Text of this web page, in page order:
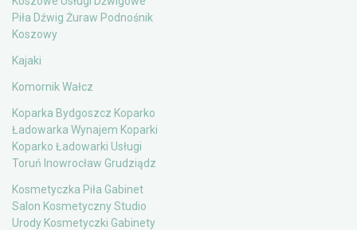
Piła Dźwig Żuraw Podnośnik
Koszowy
Kajaki
Komornik Wałcz
Koparka Bydgoszcz Koparko
Ładowarka Wynajem Koparki
Koparko Ładowarki Usługi
Toruń Inowrocław Grudziądz
Kosmetyczka Piła Gabinet
Salon Kosmetyczny Studio
Urody Kosmetyczki Gabinety